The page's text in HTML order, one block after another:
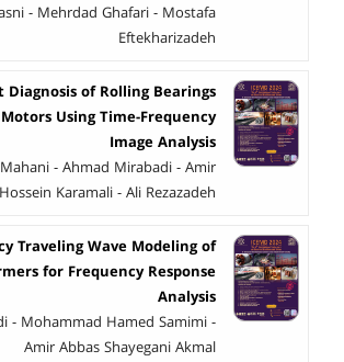
- Mehrdad Ghafari - Mostafa
Eftekharizadeh
Diagnosis of Rolling Bearings
Using Time-Frequency
Image Analysis
- Ahmad Mirabadi - Amir
Hossein Karamali - Ali Rezazadeh
Traveling Wave Modeling of
for Frequency Response
Analysis
- Mohammad Hamed Samimi -
Amir Abbas Shayegani Akmal